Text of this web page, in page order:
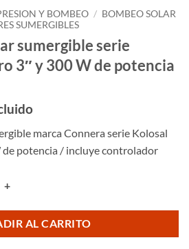
Y BOMBEO / BOMBEO SOLAR
SUMERGIBLES
sumergible serie
3″ y 300 W de potencia
marca Connera serie Kolosal
de potencia / incluye controlador
+
AL CARRITO